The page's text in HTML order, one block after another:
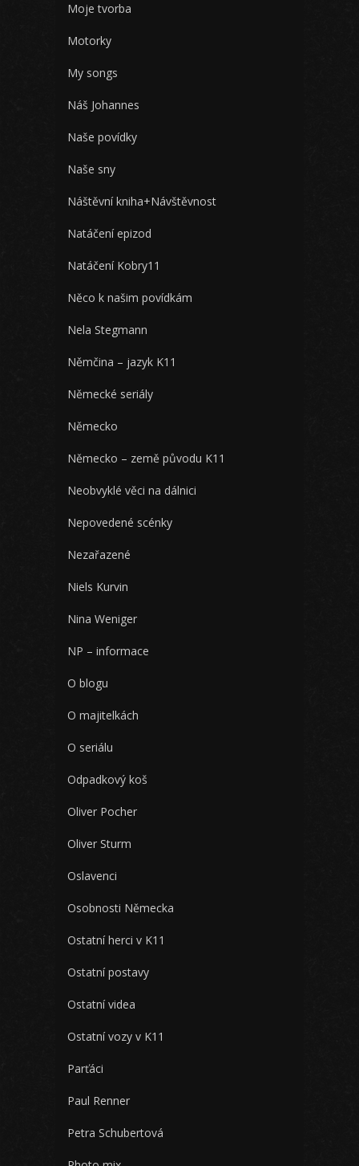
Moje tvorba
Motorky
My songs
Náš Johannes
Naše povídky
Naše sny
Náštěvní kniha+Návštěvnost
Natáčení epizod
Natáčení Kobry11
Něco k našim povídkám
Nela Stegmann
Němčina – jazyk K11
Německé seriály
Německo
Německo – země původu K11
Neobvyklé věci na dálnici
Nepovedené scénky
Nezařazené
Niels Kurvin
Nina Weniger
NP – informace
O blogu
O majitelkách
O seriálu
Odpadkový koš
Oliver Pocher
Oliver Sturm
Oslavenci
Osobnosti Německa
Ostatní herci v K11
Ostatní postavy
Ostatní videa
Ostatní vozy v K11
Parťáci
Paul Renner
Petra Schubertová